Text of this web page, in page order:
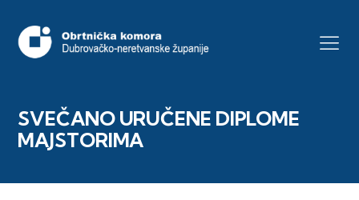
SVEČANO URUČENE DIPLOME
MAJSTORIMA